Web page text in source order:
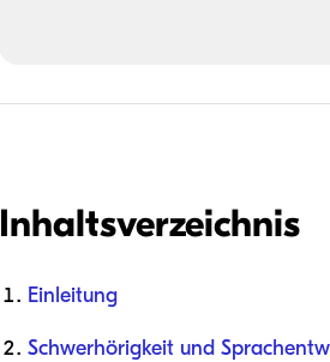
Inhaltsverzeichnis
Einleitung
Schwerhörigkeit und